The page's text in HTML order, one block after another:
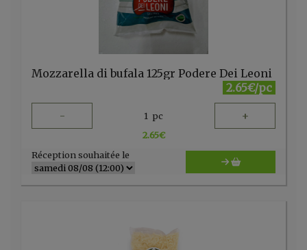
Mozzarella di bufala 125gr Podere Dei Leoni
2.65€/pc
- 1 pc +
2.65€
Réception souhaitée le